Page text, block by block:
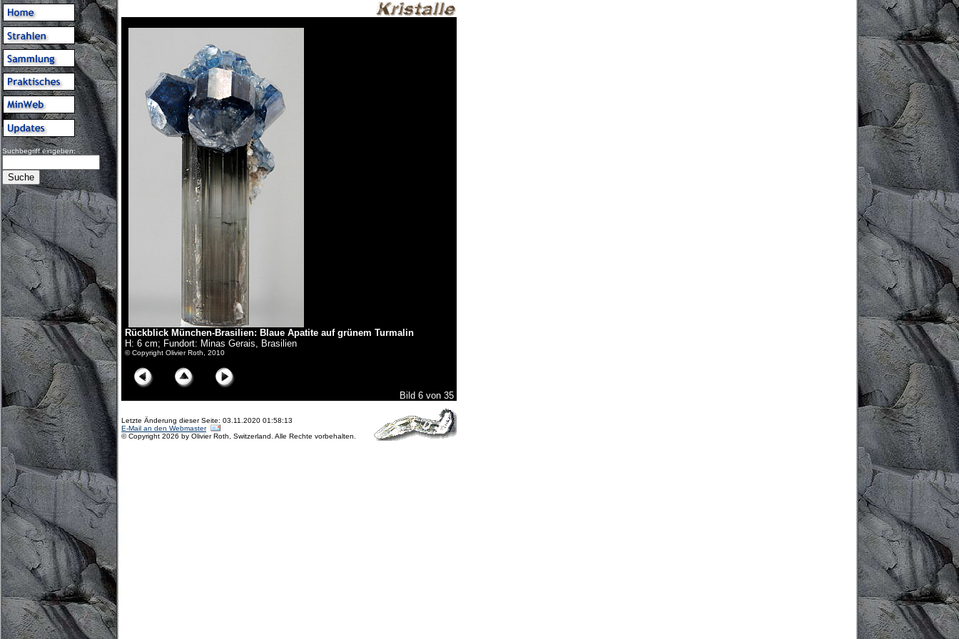
Suchbegriff eingeben:
Rückblick München-Brasilien: Blaue Apatite auf grünem Turmalin
H: 6 cm; Fundort: Minas Gerais, Brasilien
© Copyright Olivier Roth, 2010
Bild 6 von 35
Letzte Änderung dieser Seite: 03.11.2020 01:58:13
E-Mail an den Webmaster
© Copyright 2026 by Olivier Roth, Switzerland. Alle Rechte vorbehalten.